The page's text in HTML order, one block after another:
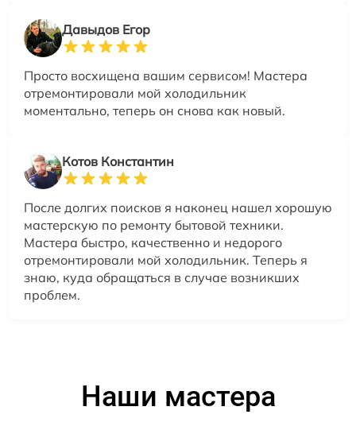
Давыдов Егор
Просто восхищена вашим сервисом! Мастера
отремонтировали мой холодильник
моментально, теперь он снова как новый.
Котов Константин
После долгих поисков я наконец нашел хорошую
мастерскую по ремонту бытовой техники.
Мастера быстро, качественно и недорого
отремонтировали мой холодильник. Теперь я
знаю, куда обращаться в случае возникших
проблем.
Наши мастера